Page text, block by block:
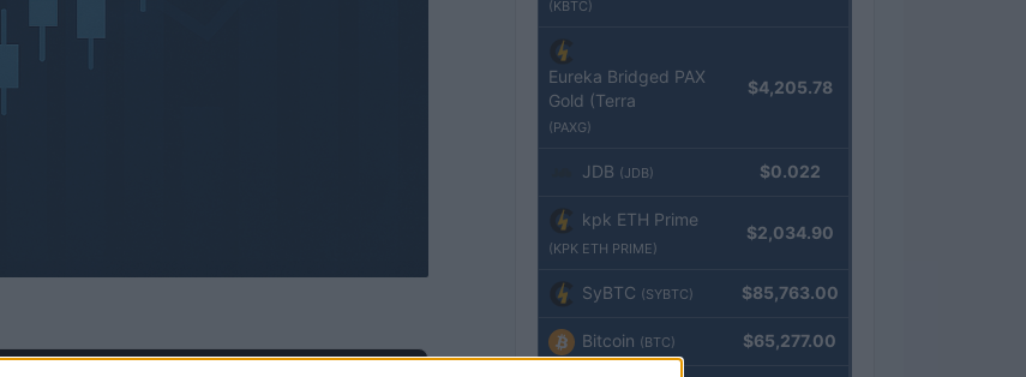
(KBTC)
Eureka Bridged PAX
Gold (Terra
(PAXG)
$4,205.78
JDB (JDB) $0.022
kpk ETH Prime
(KPK ETH PRIME)
$2,034.90
SyBTC (SYBTC) $85,763.00
Bitcoin (BTC) $65,277.00